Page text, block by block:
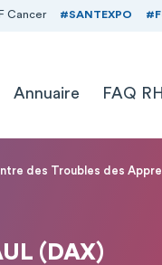
Cancer #SANTEXPO
Annuaire FAQ RH
des Troubles des
(DAX)